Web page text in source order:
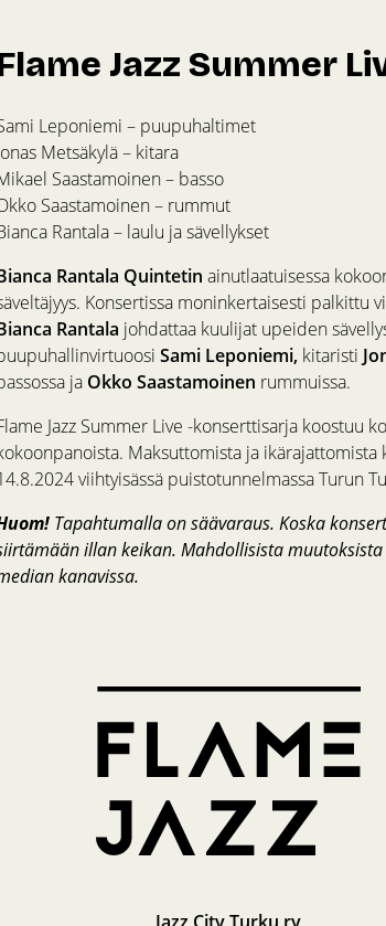
Jazz Summer
Leponiemi – puupuhaltimet
Metsäkylä – kitara
Saastamoinen – basso
Saastamoinen – rummut
Rantala – laulu ja sävellykset
Rantala Quintetin ainutlaatuisessa
Konsertissa moninkertaisesti palkittu
Rantala johdattaa kuulijat upeiden
Sami Leponiemi,kitaristi
ja Okko Saastamoinen rummuissa.
Jazz Summer Live -konserttisarja koostuu
Maksuttomista ja
viihtyisässä puistotunnelmassa Turun
Tapahtumalla on säävaraus. Koska
illan keikan. Mahdollisista
kanavissa.
Jazz City Turku ry